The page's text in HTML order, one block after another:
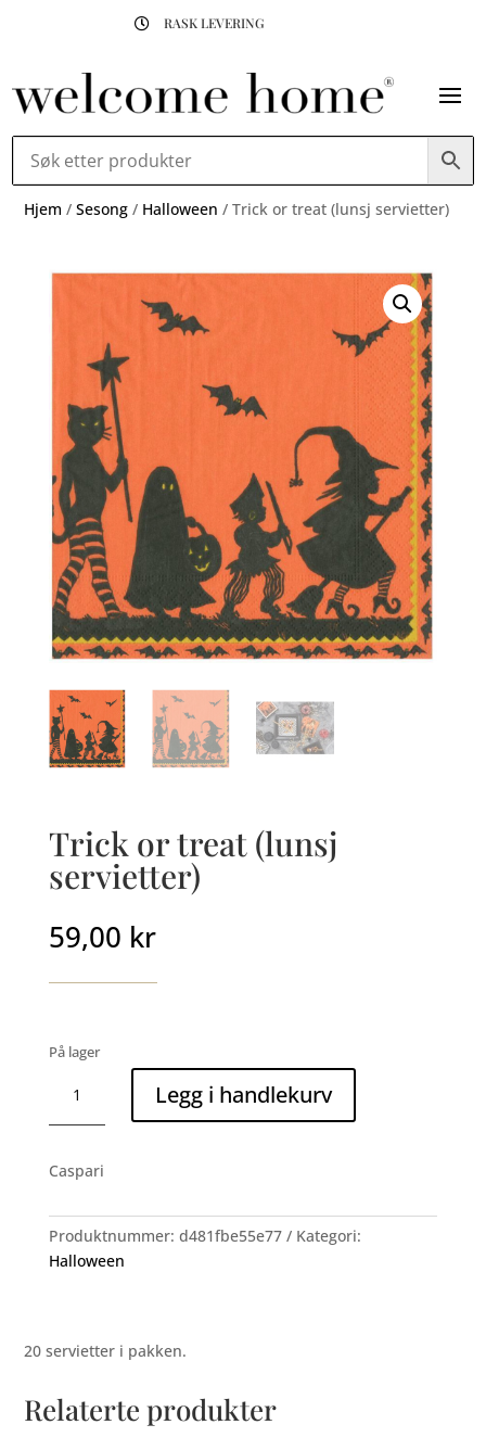
 RASK LEVERING
Hjem /Sesong / Halloween / Trick or treat (lunsj servietter)
Trick or treat (lunsj
servietter)
59,00 kr
På lager
treat
servietter)
Legg i handlekurv
Caspari
Produktnummer: d481fbe55e77
Kategori:
Halloween
20 servietter i pakken.
Relaterte produkter